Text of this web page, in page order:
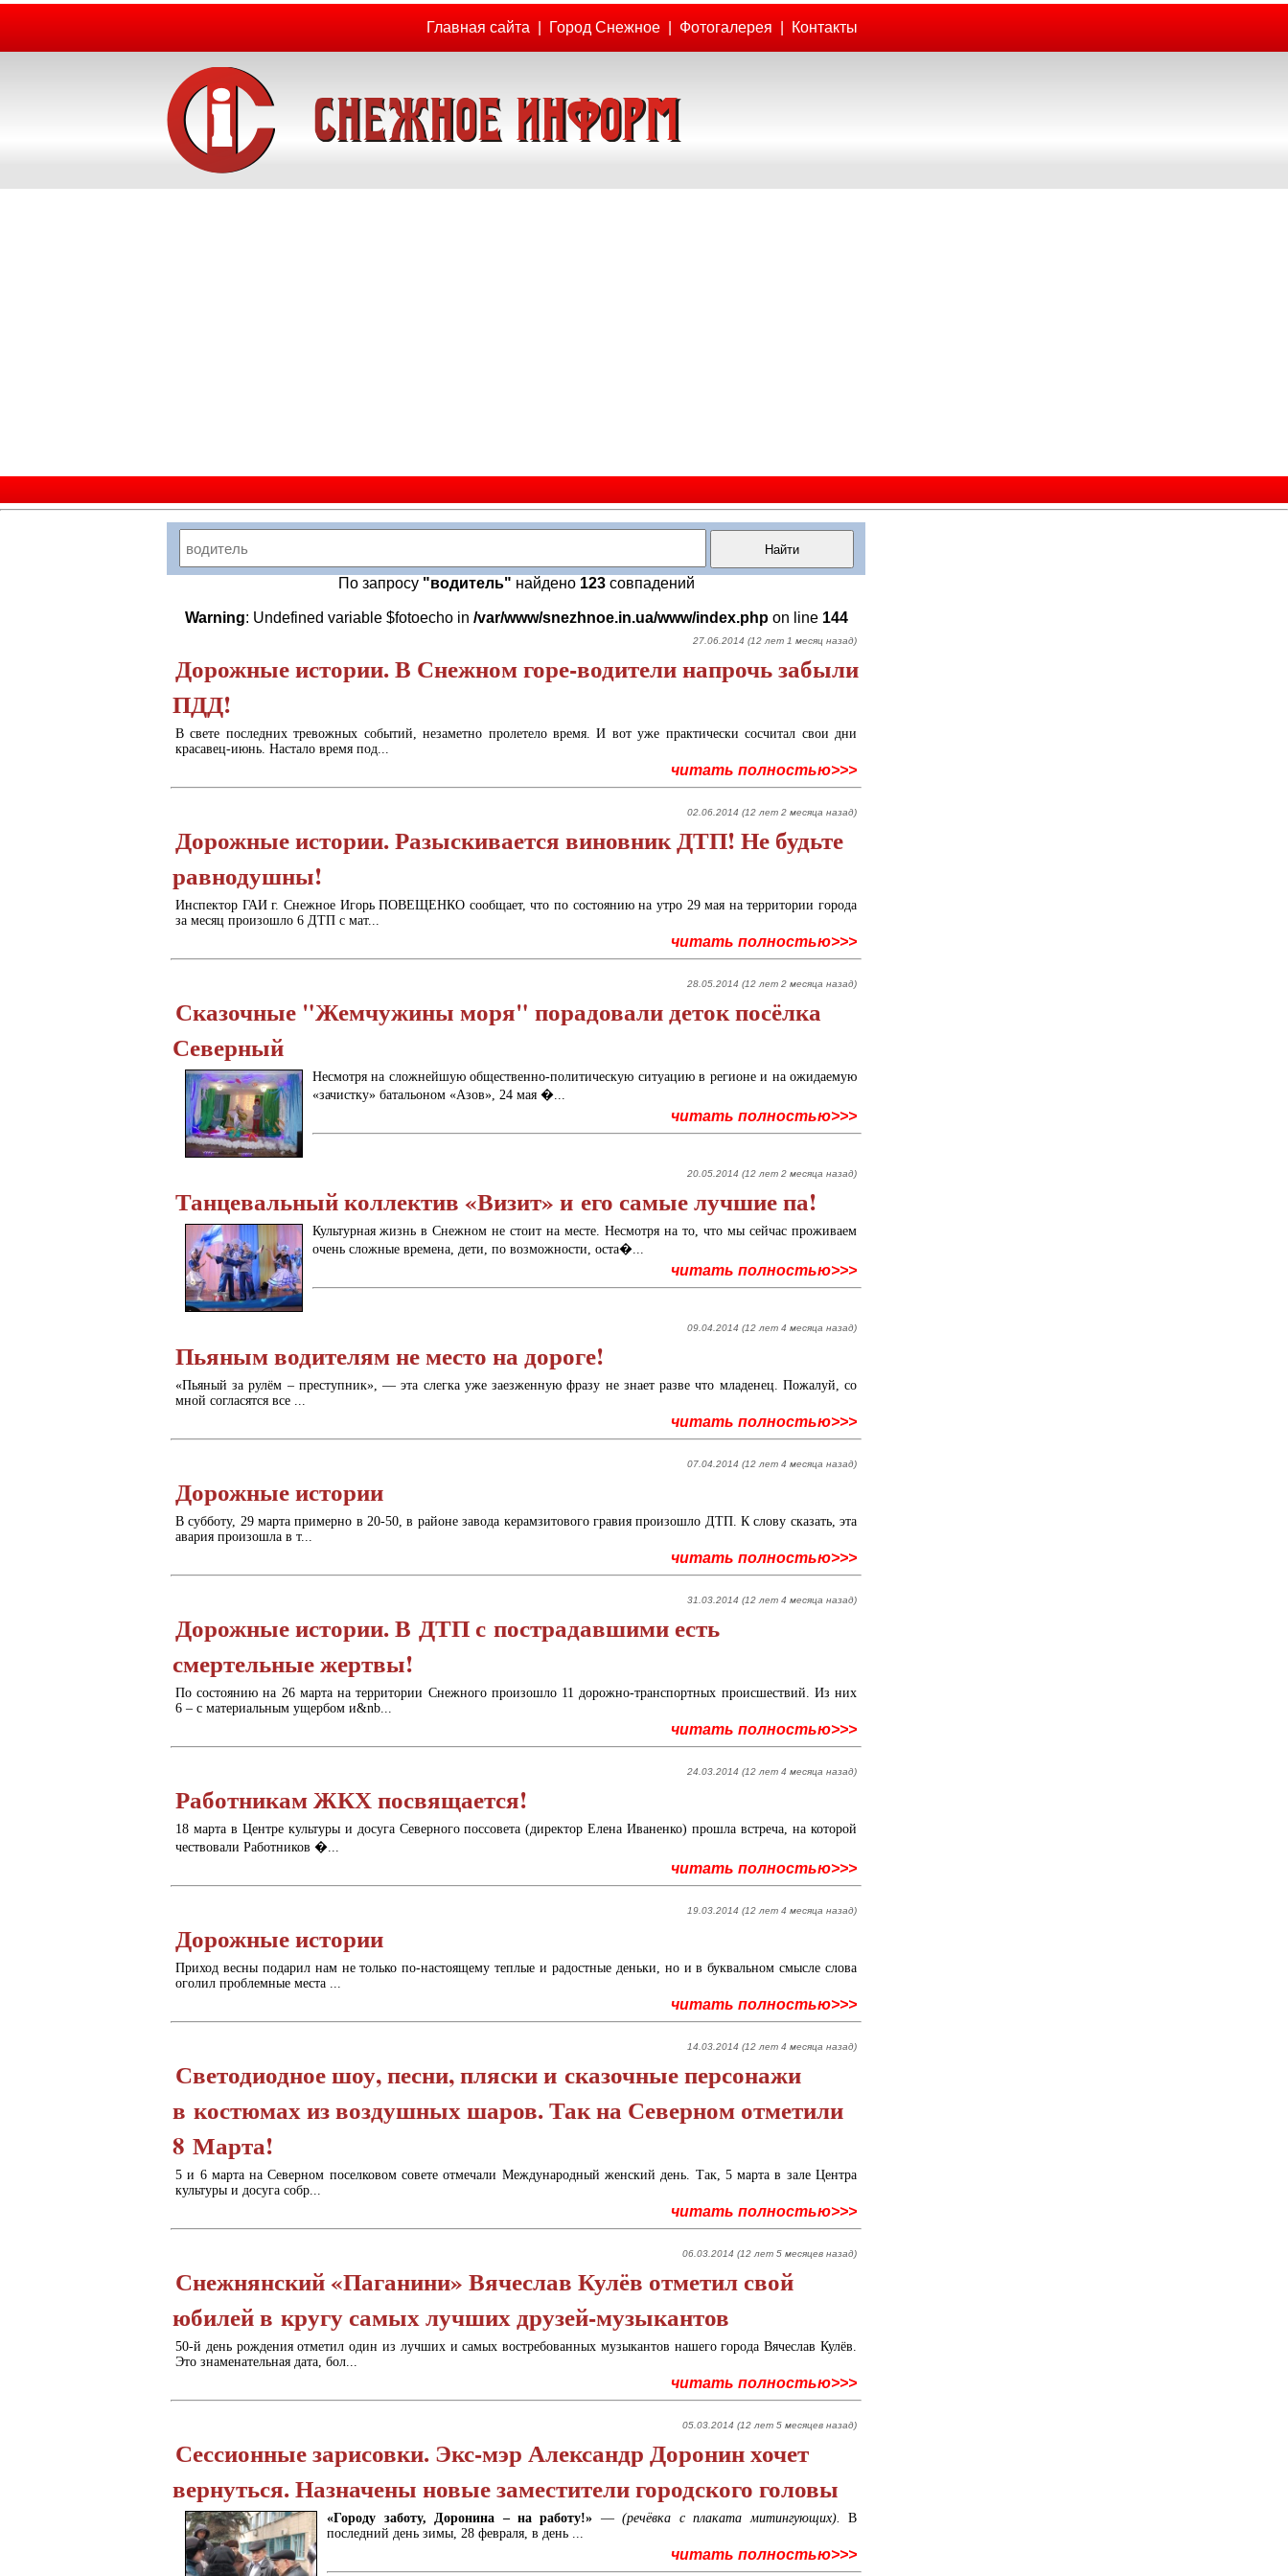
Главная сайта Город Снежное Фотогалерея Контакты
По запросу "водитель" найдено 123совпадений
Warning: Undefined variable $fotoecho in /var/www/snezhnoe.in.ua/www/index.phpon line 144
27.06.2014 (12 лет 1 месяц назад)
Дорожные истории. В Снежном горе-водители напрочь забыли
ПДД!
В свете последних тревожных событий, незаметно пролетело время. И вот уже практически сосчитал свои дни
красавец-июнь. Настало время под...
читать полностью>>>
02.06.2014 (12 лет 2 месяца назад)
Дорожные истории. Разыскивается виновник ДТП! Не будьте
равнодушны!
Инспектор ГАИ г. Снежное Игорь ПОВЕЩЕНКО сообщает, что по состоянию на утро 29 мая на территории города
за месяц произошло 6 ДТП с мат...
читать полностью>>>
28.05.2014 (12 лет 2 месяца назад)
Сказочные "Жемчужины моря" порадовали деток посёлка
Северный
Несмотря на сложнейшую общественно-политическую ситуацию в регионе и на ожидаемую
«зачистку» батальоном «Азов», 24 мая �...
читать полностью>>>
20.05.2014 (12 лет 2 месяца назад)
Танцевальный коллектив «Визит» и его самые лучшие па!
Культурная жизнь в Снежном не стоит на месте. Несмотря на то, что мы сейчас проживаем
очень сложные времена, дети, по возможности, оста�...
читать полностью>>>
09.04.2014 (12 лет 4 месяца назад)
Пьяным водителям не место на дороге!
«Пьяный за рулём – преступник», — эта слегка уже заезженную фразу не знает разве что младенец. Пожалуй, со
мной согласятся все ...
читать полностью>>>
07.04.2014 (12 лет 4 месяца назад)
Дорожные истории
В субботу, 29 марта примерно в 20-50, в районе завода керамзитового гравия произошло ДТП. К слову сказать, эта
авария произошла в т...
читать полностью>>>
31.03.2014 (12 лет 4 месяца назад)
Дорожные истории. В ДТП с пострадавшими есть
смертельные жертвы!
По состоянию на 26 марта на территории Снежного произошло 11 дорожно-транспортных происшествий. Из них
6 – с материальным ущербом и&nb...
читать полностью>>>
24.03.2014 (12 лет 4 месяца назад)
Работникам ЖКХ посвящается!
18 марта в Центре культуры и досуга Северного поссовета (директор Елена Иваненко) прошла встреча, на которой
чествовали Работников �...
читать полностью>>>
19.03.2014 (12 лет 4 месяца назад)
Дорожные истории
Приход весны подарил нам не только по-настоящему теплые и радостные деньки, но и в буквальном смысле слова
оголил проблемные места ...
читать полностью>>>
14.03.2014 (12 лет 4 месяца назад)
Светодиодное шоу, песни, пляски и сказочные персонажи
в костюмах из воздушных шаров. Так на Северном отметили
8 Марта!
5 и 6 марта на Северном поселковом совете отмечали Международный женский день. Так, 5 марта в зале Центра
культуры и досуга собр...
читать полностью>>>
06.03.2014 (12 лет 5 месяцев назад)
Снежнянский «Паганини» Вячеслав Кулёв отметил свой
юбилей в кругу самых лучших друзей-музыкантов
50-й день рождения отметил один из лучших и самых востребованных музыкантов нашего города Вячеслав Кулёв.
Это знаменательная дата, бол...
читать полностью>>>
05.03.2014 (12 лет 5 месяцев назад)
Сессионные зарисовки. Экс-мэр Александр Доронин хочет
вернуться. Назначены новые заместители городского головы
«Городу заботу, Доронина – на работу!» —(речёвка с плаката митингующих). В
последний день зимы, 28 февраля, в день ...
читать полностью>>>